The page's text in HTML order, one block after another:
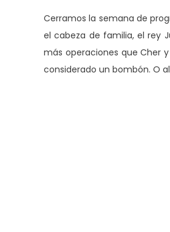
Cerramos la semana de
el cabeza de familia, el rey
más operaciones que Cher
considerado un bombón. O